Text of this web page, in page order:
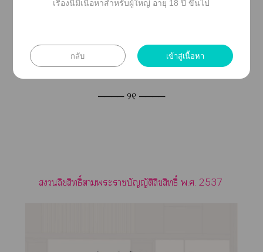
──── ୨୧ ────
ลิขสิทธิ์าะาบัญญัติลิขสิทธิ์ พ.ศ. 2537
เรื่องนี้มีเนื้อหาสำหรับผู้ใหญ่ อายุ 18 ปี ขึ้นไป
กลับ เข้าสู่เนื้อหา